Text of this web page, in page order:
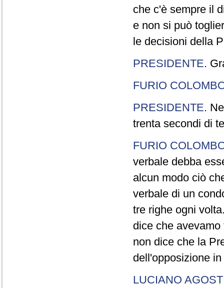
che c'è sempre il
e non si può
le decisioni della
PRESIDENTE.
FURIO
PRESIDENTE.
trenta secondi di
FURIO
verbale debba
alcun modo ciò
verbale di un
tre righe ogni
dice che
non dice che la
dell'opposizione
LUCIANO